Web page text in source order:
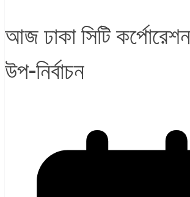
আজ ঢাকা সিটি
উপ-নির্বাচন